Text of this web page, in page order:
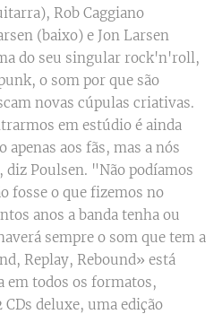
Rob Caggiano
(baixo) e Jon Larsen
do seu singular rock'n'roll,
o som por que são
novas cúpulas criativas.
em estúdio é ainda
aos fãs, mas a nós
Poulsen. "Não podíamos
fosse o que fizemos no
anos a banda tenha ou
sempre o som que tem a
Replay, Rebound» está
em todos os formatos,
deluxe, uma edição